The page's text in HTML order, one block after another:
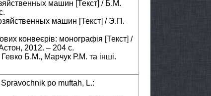
машин [Текст] / Б.М.
машин [Текст] / Э.П.
конвеєрів: монографія [Текст] /
2012. – 204 с.
Б.М., Марчук Р.М. та інші.
po muftah, L.: